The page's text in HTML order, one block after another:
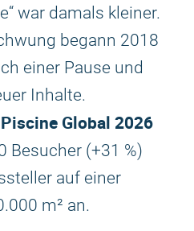
war damals kleiner.
begann 2018
einer Pause und
Inhalte.
Piscine Global 2026
Besucher (+31 %)
auf einer
m² an.